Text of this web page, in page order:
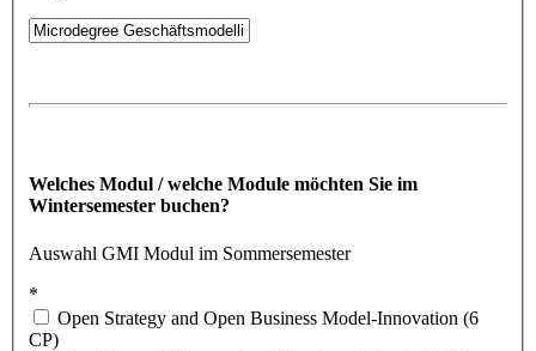
Welches Modul / welche Module möchten Sie im
Wintersemester buchen?
Auswahl GMI Modul im Sommersemester
*
CP)